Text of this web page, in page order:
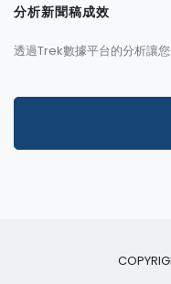
分析新聞稿成效
透過Trek數據平台的分析讓